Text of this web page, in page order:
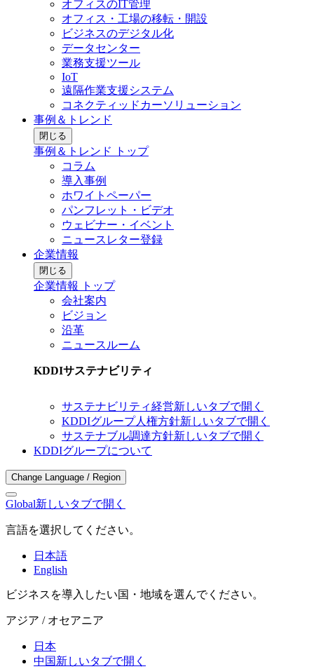
オフィスのIT管理
オフィス・工場の移転・開設
ビジネスのデジタル化
データセンター
業務支援ツール
IoT
遠隔作業支援システム
コネクティッドカーソリューション
事例＆トレンド
閉じる
事例＆トレンド トップ
コラム
導入事例
ホワイトペーパー
パンフレット・ビデオ
ウェビナー・イベント
ニュースレター登録
企業情報
閉じる
企業情報 トップ
会社案内
ビジョン
沿革
ニュースルーム
KDDIサステナビリティ
サステナビリティ経営新しいタブで開く
KDDIグループ人権方針新しいタブで開く
サステナブル調達方針新しいタブで開く
KDDIグループについて
Change Language / Region
Global新しいタブで開く
言語を選択してください。
日本語
English
ビジネスを導入したい国・地域を選んでください。
アジア / オセアニア
日本
中国新しいタブで開く